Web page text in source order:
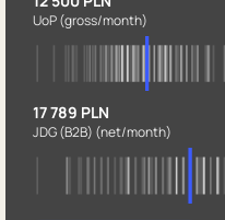
UoP(gross/month)
17 789 PLN
JDG (B2B) (net/month)